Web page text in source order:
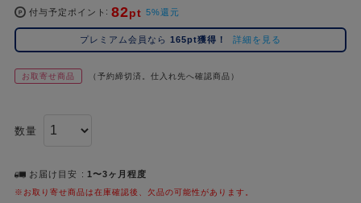
コ
レ
イ
ズ
注
ー
ー
ド
付与予定ポイント 82pt 5%還元
プレミアム会員なら 165pt獲得！ 詳細を見る
お取寄せ商品 （予約締切済。仕入れ先へ確認商品）
数量
お届け目安 1〜3ヶ月程度
※お取り寄せ商品は在庫確認後、欠品の可能性があります。